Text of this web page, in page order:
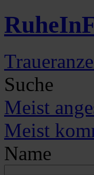
RuheIn
Suche
Meist
Meist
Name